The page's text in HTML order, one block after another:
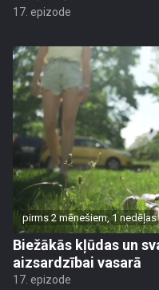
17. epizode
pirms 2 mēnešiem, 1 nedēļas
Biežākās kļūdas un
aizsardzībai vasarā
17. epizode